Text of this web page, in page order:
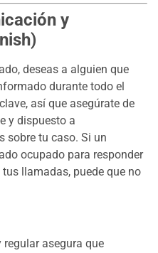
y
deseas a alguien que
durante todo el
así que asegúrate de
y dispuesto a
sobre tu caso. Si un
ocupado para responder
llamadas, puede que no
asegura que